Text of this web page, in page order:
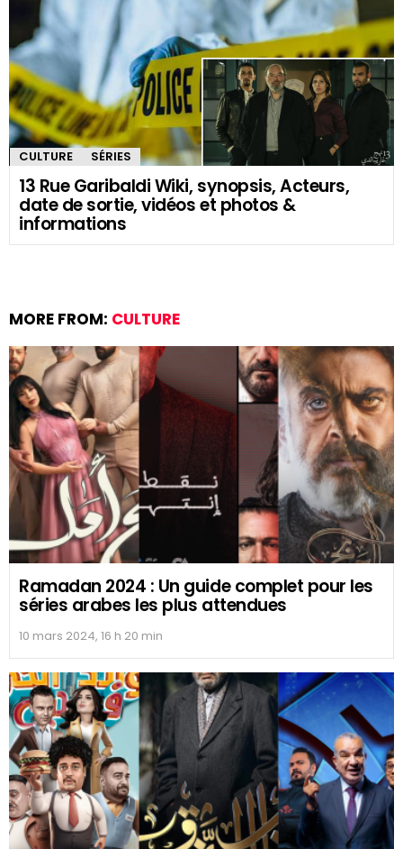
CULTURE SÉRIES
13 Rue Garibaldi Wiki, synopsis, Acteurs,
date de sortie, vidéos et photos &
informations
MORE FROM: CULTURE
Ramadan 2024 : Un guide complet pour les
séries arabes les plus attendues
10 mars 2024, 16 h 20 min